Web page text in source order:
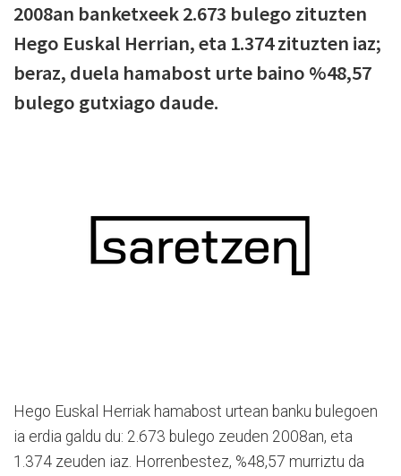
2008an banketxeek 2.673 bulego zituzten
Hego Euskal Herrian, eta 1.374 zituzten iaz;
beraz, duela hamabost urte baino %48,57
bulego gutxiago daude.
Hego Euskal Herriak hamabost urtean banku bulegoen
ia erdia galdu du: 2.673 bulego zeuden 2008an, eta
1.374 zeuden iaz. Horrenbestez, %48,57 murriztu da